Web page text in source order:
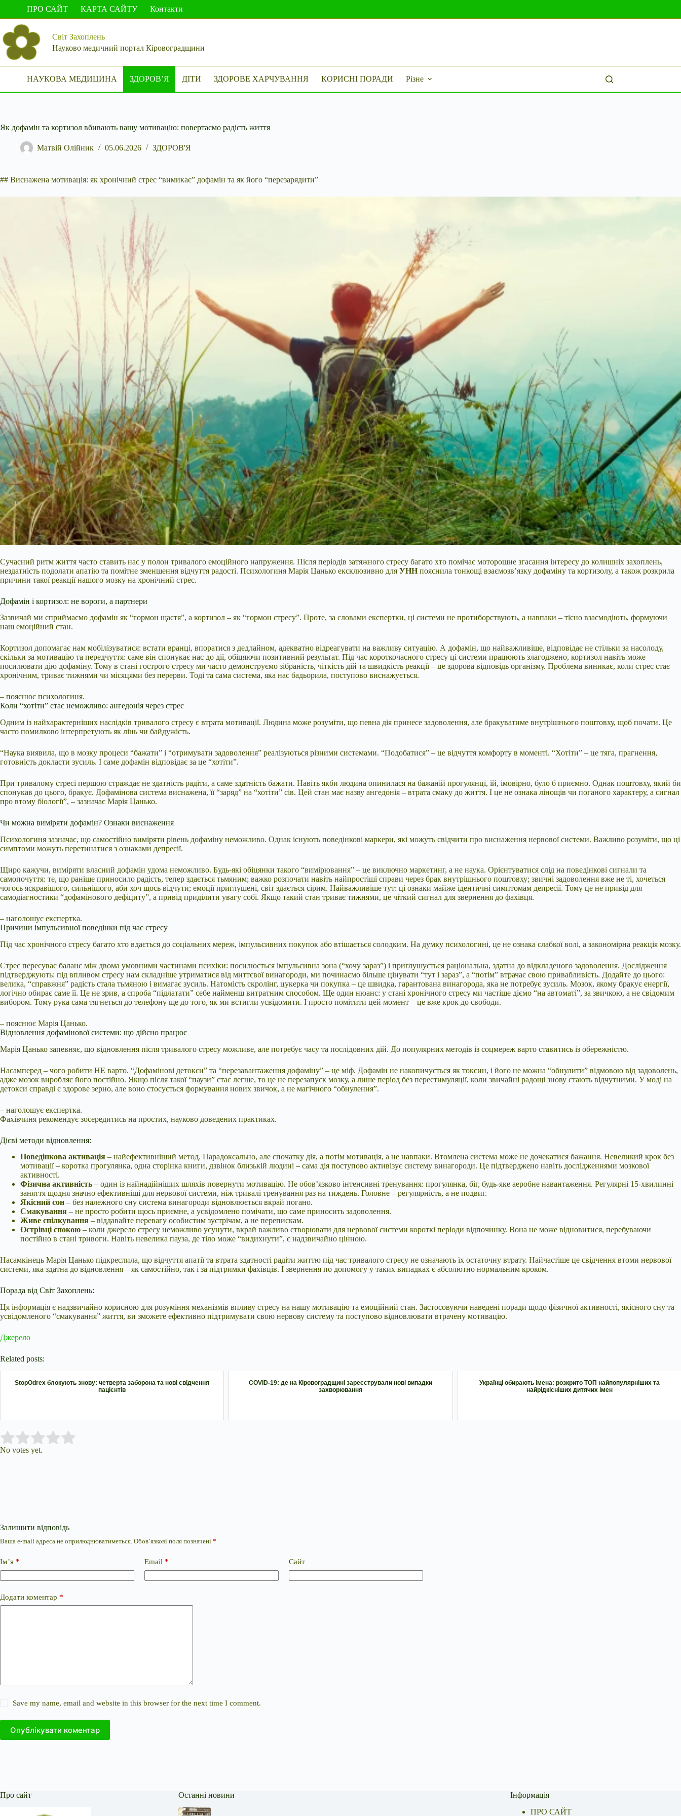
вмісту
ПРО САЙТ КАРТА САЙТУ Контакти
Світ Захоплень
Науково медичний портал Кіровоградщини
НАУКОВА МЕДИЦИНА ЗДОРОВ’Я ДІТИ ЗДОРОВЕ ХАРЧУВАННЯ КОРИСНІ ПОРАДИ Різне
Як дофамін та кортизол вбивають вашу мотивацію: повертаємо радість життя
Матвій Олійник 05.06.2026 ЗДОРОВ'Я
## Виснажена мотивація: як хронічний стрес “вимикає” дофамін та як його “перезарядити”
Сучасний ритм життя часто ставить нас у полон тривалого емоційного напруження. Після періодів затяжного стресу багато хто помічає моторошне згасання інтересу до колишніх захоплень,
нездатність подолати апатію та помітне зменшення відчуття радості. Психологиня Марія Цанько ексклюзивно для УННпояснила тонкощі взаємозв’язку дофаміну та кортизолу, а також розкрила
причини такої реакції нашого мозку на хронічний стрес.
Дофамін і кортизол: не вороги, а партнери
Зазвичай ми сприймаємо дофамін як “гормон щастя”, а кортизол – як “гормон стресу”. Проте, за словами експертки, ці системи не протиборствують, а навпаки – тісно взаємодіють, формуючи
наш емоційний стан.
Кортизол допомагає нам мобілізуватися: встати вранці, впоратися з дедлайном, адекватно відреагувати на важливу ситуацію. А дофамін, що найважливіше, відповідає не стільки за насолоду,
скільки за мотивацію та передчуття: саме він спонукає нас до дії, обіцяючи позитивний результат. Під час короткочасного стресу ці системи працюють злагоджено, кортизол навіть може
посилювати дію дофаміну. Тому в стані гострого стресу ми часто демонструємо зібраність, чіткість дій та швидкість реакції – це здорова відповідь організму. Проблема виникає, коли стрес стає
хронічним, триває тижнями чи місяцями без перерви. Тоді та сама система, яка нас бадьорила, поступово виснажується.
– пояснює психологиня.
Коли “хотіти” стає неможливо: ангедонія через стрес
Одним із найхарактерніших наслідків тривалого стресу є втрата мотивації. Людина може розуміти, що певна дія принесе задоволення, але бракуватиме внутрішнього поштовху, щоб почати. Це
часто помилково інтерпретують як лінь чи байдужість.
“Наука виявила, що в мозку процеси “бажати” і “отримувати задоволення” реалізуються різними системами. “Подобатися” – це відчуття комфорту в моменті. “Хотіти” – це тяга, прагнення,
готовність докласти зусиль. І саме дофамін відповідає за це “хотіти”.
При тривалому стресі першою страждає не здатність радіти, а саме здатність бажати. Навіть якби людина опинилася на бажаній прогулянці, їй, імовірно, було б приємно. Однак поштовху, який би
спонукав до цього, бракує. Дофамінова система виснажена, її “заряд” на “хотіти” сів. Цей стан має назву ангедонія – втрата смаку до життя. І це не ознака лінощів чи поганого характеру, а сигнал
про втому біології”, – зазначає Марія Цанько.
Чи можна виміряти дофамін? Ознаки виснаження
Психологиня зазначає, що самостійно виміряти рівень дофаміну неможливо. Однак існують поведінкові маркери, які можуть свідчити про виснаження нервової системи. Важливо розуміти, що ці
симптоми можуть перетинатися з ознаками депресії.
Щиро кажучи, виміряти власний дофамін удома неможливо. Будь-які обіцянки такого “вимірювання” – це виключно маркетинг, а не наука. Орієнтуватися слід на поведінкові сигнали та
самопочуття: те, що раніше приносило радість, тепер здається тьмяним; важко розпочати навіть найпростіші справи через брак внутрішнього поштовху; звичні задоволення вже не ті, хочеться
чогось яскравішого, сильнішого, аби хоч щось відчути; емоції приглушені, світ здається сірим. Найважливіше тут: ці ознаки майже ідентичні симптомам депресії. Тому це не привід для
самодіагностики “дофамінового дефіциту”, а привід приділити увагу собі. Якщо такий стан триває тижнями, це чіткий сигнал для звернення до фахівця.
– наголошує експертка.
Причини імпульсивної поведінки під час стресу
Під час хронічного стресу багато хто вдається до соціальних мереж, імпульсивних покупок або втішається солодким. На думку психологині, це не ознака слабкої волі, а закономірна реакція мозку.
Стрес пересуває баланс між двома умовними частинами психіки: посилюється імпульсивна зона (“хочу зараз”) і приглушується раціональна, здатна до відкладеного задоволення. Дослідження
підтверджують: під впливом стресу нам складніше утриматися від миттєвої винагороди, ми починаємо більше цінувати “тут і зараз”, а “потім” втрачає свою привабливість. Додайте до цього:
велика, “справжня” радість стала тьмяною і вимагає зусиль. Натомість скролінг, цукерка чи покупка – це швидка, гарантована винагорода, яка не потребує зусиль. Мозок, якому бракує енергії,
логічно обирає саме її. Це не зрив, а спроба “підлатати” себе найменш витратним способом. Ще один нюанс: у стані хронічного стресу ми частіше діємо “на автоматі”, за звичкою, а не свідомим
вибором. Тому рука сама тягнеться до телефону ще до того, як ми встигли усвідомити. І просто помітити цей момент – це вже крок до свободи.
– пояснює Марія Цанько.
Відновлення дофамінової системи: що дійсно працює
Марія Цанько запевняє, що відновлення після тривалого стресу можливе, але потребує часу та послідовних дій. До популярних методів із соцмереж варто ставитись із обережністю.
Насамперед – чого робити НЕ варто. “Дофамінові детокси” та “перезавантаження дофаміну” – це міф. Дофамін не накопичується як токсин, і його не можна “обнулити” відмовою від задоволень,
адже мозок виробляє його постійно. Якщо після такої “паузи” стає легше, то це не перезапуск мозку, а лише період без перестимуляції, коли звичайні радощі знову стають відчутними. У моді на
детокси справді є здорове зерно, але воно стосується формування нових звичок, а не магічного “обнулення”.
– наголошує експертка.
Фахівчиня рекомендує зосередитись на простих, науково доведених практиках.
Дієві методи відновлення:
Поведінкова активація – найефективніший метод. Парадоксально, але спочатку дія, а потім мотивація, а не навпаки. Втомлена система може не дочекатися бажання. Невеликий крок без
мотивації – коротка прогулянка, одна сторінка книги, дзвінок близькій людині – сама дія поступово активізує систему винагороди. Це підтверджено навіть дослідженнями мозкової
активності.
Фізична активність – один із найнадійніших шляхів повернути мотивацію. Не обов’язково інтенсивні тренування: прогулянка, біг, будь-яке аеробне навантаження. Регулярні 15-хвилинні
заняття щодня значно ефективніші для нервової системи, ніж тривалі тренування раз на тиждень. Головне – регулярність, а не подвиг.
Якісний сон – без належного сну система винагороди відновлюється вкрай погано.
Смакування – не просто робити щось приємне, а усвідомлено помічати, що саме приносить задоволення.
Живе спілкування – віддавайте перевагу особистим зустрічам, а не перепискам.
Острівці спокою – коли джерело стресу неможливо усунути, вкрай важливо створювати для нервової системи короткі періоди відпочинку. Вона не може відновитися, перебуваючи
постійно в стані тривоги. Навіть невелика пауза, де тіло може “видихнути”, є надзвичайно цінною.
Насамкінець Марія Цанько підкреслила, що відчуття апатії та втрата здатності радіти життю під час тривалого стресу не означають їх остаточну втрату. Найчастіше це свідчення втоми нервової
системи, яка здатна до відновлення – як самостійно, так і за підтримки фахівців. І звернення по допомогу у таких випадках є абсолютно нормальним кроком.
Порада від Світ Захоплень:
Ця інформація є надзвичайно корисною для розуміння механізмів впливу стресу на нашу мотивацію та емоційний стан. Застосовуючи наведені поради щодо фізичної активності, якісного сну та
усвідомленого “смакування” життя, ви зможете ефективно підтримувати свою нервову систему та поступово відновлювати втрачену мотивацію.
Джерело
Related posts:
StopOdrex блокують знову: четверта заборона та нові свідчення
пацієнтів
COVID-19: де на Кіровоградщині зареєстрували нові випадки
захворювання
Українці обирають імена: розкрито ТОП найпопулярніших та
найрідкісніших дитячих імен
Rate this item:
No votes yet.
Залишити відповідь
Ваша e-mail адреса не оприлюднюватиметься. Обов’язкові поля позначені *
Ім’я * Email * Сайт
Додати коментар *
Save my name, email and website in this browser for the next time I comment.
Опублікувати коментар
Про сайт Останні новини
Інформація
ПРО САЙТ